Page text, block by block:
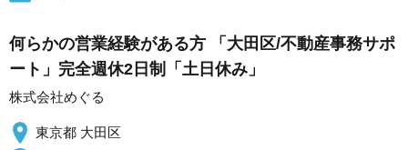
何らかの営業経験がある方 「大田区/不動産事務サポ
ート」完全週休2日制「土日休み」
株式会社めぐる
東京都 大田区